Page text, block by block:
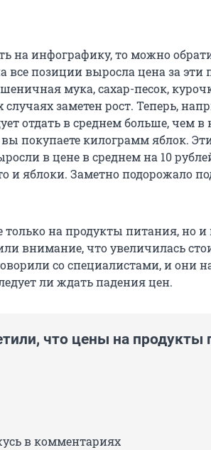
на инфографику, то можно
все позиции выросла цена за эти
мука, сахар-песок,
случаях заметен рост. Теперь,
отдать в среднем больше, чем в
вы покупаете килограмм яблок.
в цене в среднем на 10
и яблоки. Заметно подорожало
только на продукты питания, но
внимание, что увеличилась
со специалистами, и они
ли ждать падения цен.
что цены на продукты
в комментариях